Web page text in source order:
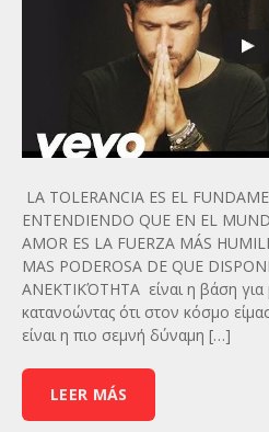
LA TOLERANCIA ES EL
ENTENDIENDO QUE EN EL
AMOR ES LA FUERZA MÁS
MAS PODEROSA DE QUE
ΑΝΕΚΤΙΚΌΤΗΤΑ είναι η βάση για
κατανοώντας ότι στον κόσμο
είναι η πιο σεμνή δύναμη […]
LEER MÁS